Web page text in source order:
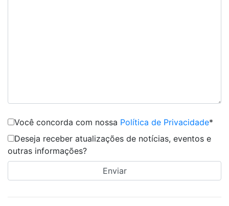
Você concorda com nossa Política de Privacidade*
Deseja receber atualizações de notícias, eventos e
outras informações?